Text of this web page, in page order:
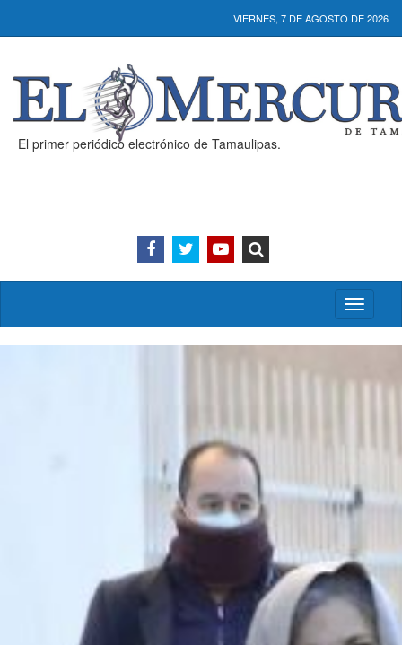
VIERNES, 7 DE AGOSTO DE 2026
El primer periódico electrónico de Tamaulipas.
Activar/
menú